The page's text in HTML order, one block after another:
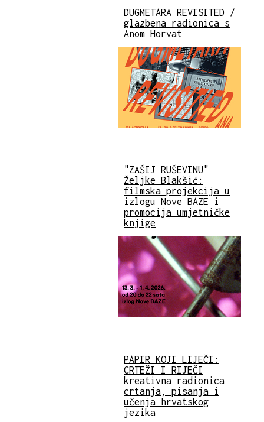
DUGMETARA REVISITED /
glazbena radionica s
Anom Horvat
"ZAŠIJ RUŠEVINU"
Željke Blakšić:
filmska projekcija u
izlogu Nove BAZE i
promocija umjetničke
knjige
PAPIR KOJI LIJEČI:
CRTEŽI I RIJEČI
kreativna radionica
crtanja, pisanja i
učenja hrvatskog
jezika